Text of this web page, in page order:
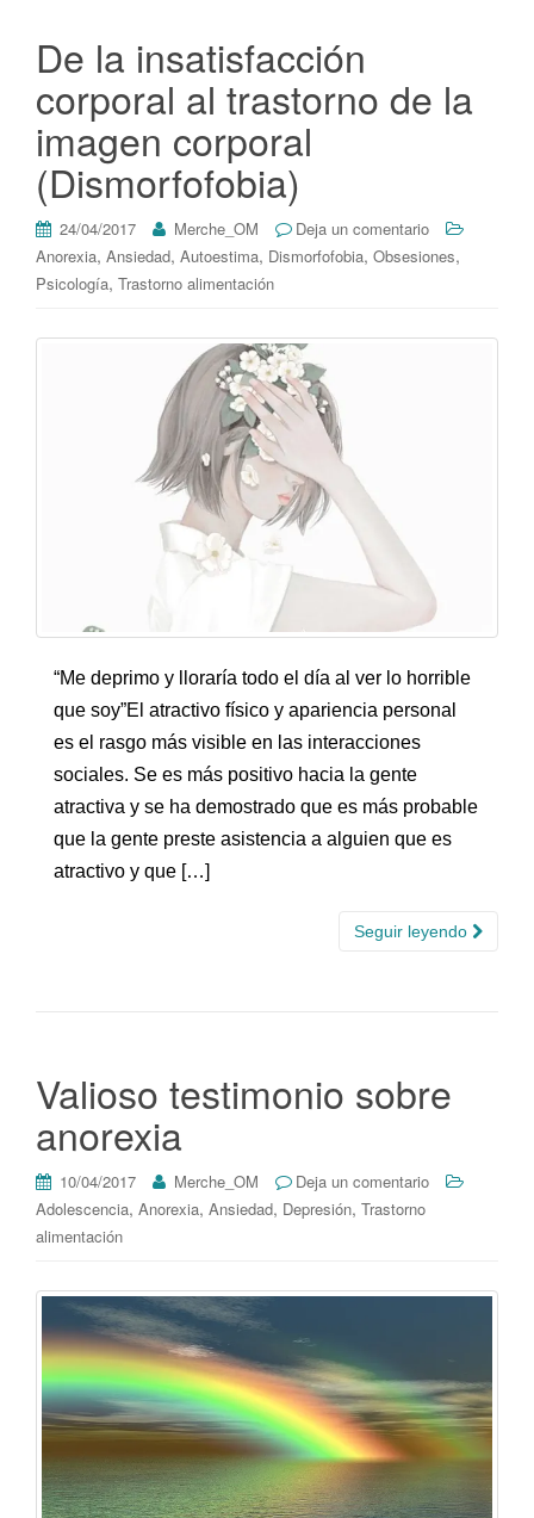
De la insatisfacción
corporal al trastorno de la
imagen corporal
(Dismorfofobia)
24/04/2017 Merche_OM
Deja un comentario
Anorexia, Ansiedad, Autoestima, Dismorfofobia, Obsesiones,
Psicología, Trastorno alimentación
“Me deprimo y lloraría todo el día al ver lo horrible
que soy”El atractivo físico y apariencia personal
es el rasgo más visible en las interacciones
sociales. Se es más positivo hacia la gente
atractiva y se ha demostrado que es más probable
que la gente preste asistencia a alguien que es
atractivo y que […]
Seguir leyendo
Valioso testimonio sobre
anorexia
10/04/2017 Merche_OM
Deja un comentario
Adolescencia, Anorexia, Ansiedad, Depresión, Trastorno
alimentación